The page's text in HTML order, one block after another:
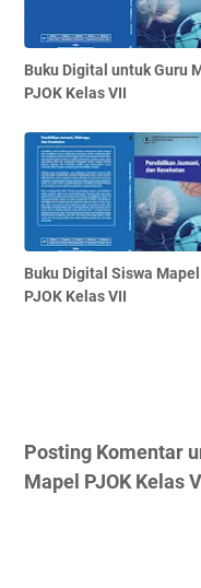
Buku Digital untuk Guru
PJOK Kelas VII
Buku Digital Siswa Mapel
PJOK Kelas VII
Posting Komentar
Mapel PJOK Kelas